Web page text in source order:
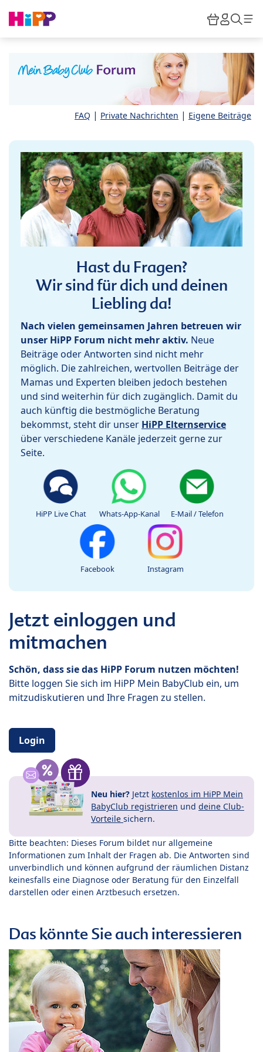
HiPP
FAQ | Private Nachrichten | Eigene Beiträge
Hast du Fragen?
Wir sind für dich und deinen
Liebling da!
Nach vielen gemeinsamen Jahren betreuen wir
unser HiPP Forum nicht mehr aktiv. Neue
Beiträge oder Antworten sind nicht mehr
möglich. Die zahlreichen, wertvollen Beiträge der
Mamas und Experten bleiben jedoch bestehen
und sind weiterhin für dich zugänglich. Damit du
auch künftig die bestmögliche Beratung
bekommst, steht dir unser HiPP Elternservice
über verschiedene Kanäle jederzeit gerne zur
Seite.
HiPP Live Chat Whats-App-Kanal E-Mail / Telefon
Facebook Instagram
Jetzt einloggen und
mitmachen
Schön, dass sie das HiPP Forum nutzen möchten!
Bitte loggen Sie sich im HiPP Mein BabyClub ein, um
mitzudiskutieren und Ihre Fragen zu stellen.
Login
Neu hier? Jetzt kostenlos im HiPP Mein
BabyClub registrieren und deine Club-
Vorteile sichern.
Bitte beachten: Dieses Forum bildet nur allgemeine
Informationen zum Inhalt der Fragen ab. Die Antworten sind
unverbindlich und können aufgrund der räumlichen Distanz
keinesfalls eine Diagnose oder Beratung für den Einzelfall
darstellen oder einen Arztbesuch ersetzen.
Das könnte Sie auch interessieren